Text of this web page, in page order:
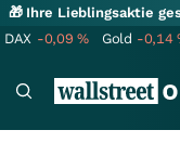
🎁 Ihre Lieblingsaktie
DAX -0,09% Gold -0,14